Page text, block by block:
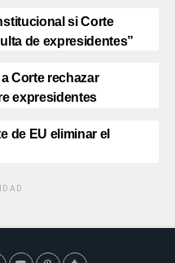
si Corte
de expresidentes”
Corte rechazar
expresidentes
de EU eliminar el